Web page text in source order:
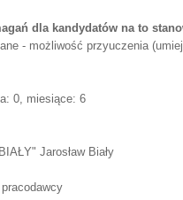
dla kandydatów na to
- możliwość przyuczenia
0, miesiące: 6
Jarosław Biały